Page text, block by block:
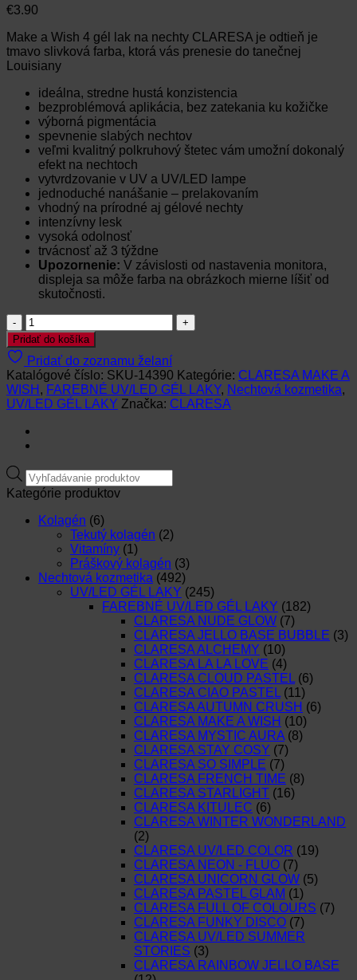
€3.90
Make a Wish 4 gél lak na nechty CLARESA je odtieň je
tmavo slivková farba, ktorá vás prenesie do tanečnej
Louisiany
ideálna, stredne hustá konzistencia
bezproblémová aplikácia, bez zatekania ku kožičke
výborná pigmentácia
spevnenie slabých nechtov
veľmi kvalitný polkruhový štetec vám umožní dokonalý
efekt na nechtoch
vytvrdzovanie v UV a UV/LED lampe
jednoduché nanášanie – prelakovaním
vhodný na prírodné aj gélové nechty
intenzívny lesk
vysoká odolnosť
trvácnosť až 3 týždne
Upozornenie: V závislosti od nastavenia monitora,
displeja sa môže farba na obrázkoch mierne líšiť od
skutočnosti.
množstvo
CLARESA
UV/LED
gél
lak
MAKE
A
4-
5g
Pridať do košíka
Pridať do zoznamu želaní
Katalógové číslo: SKU-14390 Kategórie: CLARESA MAKE A
WISH , FAREBNÉ UV/LED GÉL LAKY, Nechtová kozmetika,
UV/LED GÉL LAKY Značka: CLARESA
Products
search
Kategórie produktov
Kolagén (6)
Tekutý kolagén (2)
Vitamíny (1)
Práškový kolagén (3)
Nechtová kozmetika (492)
UV/LED GÉL LAKY (245)
FAREBNÉ UV/LED GÉL LAKY (182)
CLARESA NUDE GLOW (7)
CLARESA JELLO BASE BUBBLE (3)
CLARESA ALCHEMY (10)
CLARESA LA LA LOVE (4)
CLARESA CLOUD PASTEL (6)
CLARESA CIAO PASTEL (11)
CLARESA AUTUMN CRUSH (6)
CLARESA MAKE A WISH (10)
CLARESA MYSTIC AURA (8)
CLARESA STAY COSY (7)
CLARESA SO SIMPLE (7)
CLARESA FRENCH TIME (8)
CLARESA STARLIGHT (16)
CLARESA KITULEC (6)
CLARESA WINTER WONDERLAND
(2)
CLARESA UV/LED COLOR (19)
CLARESA NEON - FLUO (7)
CLARESA UNICORN GLOW (5)
CLARESA PASTEL GLAM (1)
CLARESA FULL OF COLOURS (7)
CLARESA FUNKY DISCO (7)
CLARESA UV/LED SUMMER
STORIES (3)
CLARESA RAINBOW JELLO BASE